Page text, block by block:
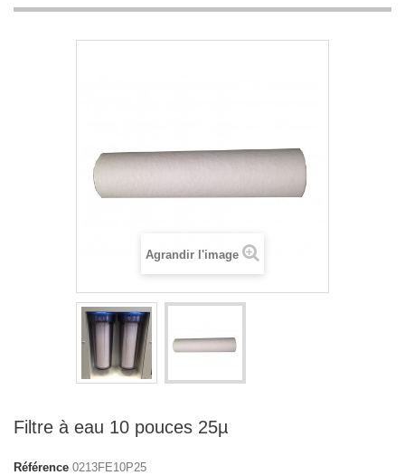
Agrandir l'image
Filtre à eau 10 pouces 25µ
Référence 0213FE10P25